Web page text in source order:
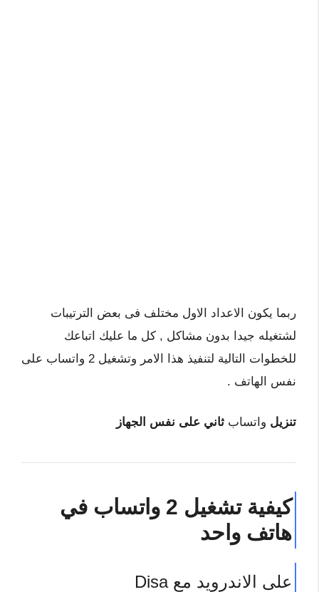
ربما يكون الاعداد الاول مختلف فى بعض الترتيبات
لشتغيله جيدا بدون مشاكل , كل ما عليك اتباعك
للخطوات التالية لتنفيذ هذا الامر وتشغيل 2 واتساب على
نفس الهاتف .
تنزيل واتساب ثاني على نفس الجهاز
كيفية تشغيل 2 واتساب في
هاتف واحد
على الاندرويد مع Disa